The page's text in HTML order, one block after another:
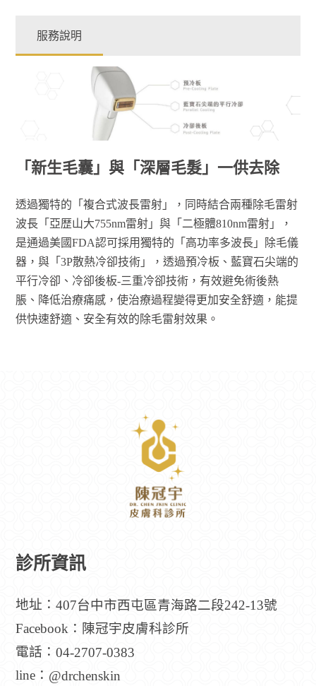
服務說明
「新生毛囊」與「深層毛髮」一供去除
透過獨特的「複合式波長雷射」，同時結合兩種除毛雷射
波長「亞歴山大755nm雷射」與「二極體810nm雷射」，
是通過美國FDA認可採用獨特的「高功率多波長」除毛儀
器，與「3P散熱冷卻技術」，透過預冷板、藍寶石尖端的
平行冷卻、冷卻後板-三重冷卻技術，有效避免術後熱
脹、降低治療痛感，使治療過程變得更加安全舒適，能提
供快速舒適、安全有效的除毛雷射效果。
診所資訊
地址：407台中市西屯區青海路二段242-13號
Facebook： 陳冠宇皮膚科診所
電話：04-2707-0383
line： @drchenskin